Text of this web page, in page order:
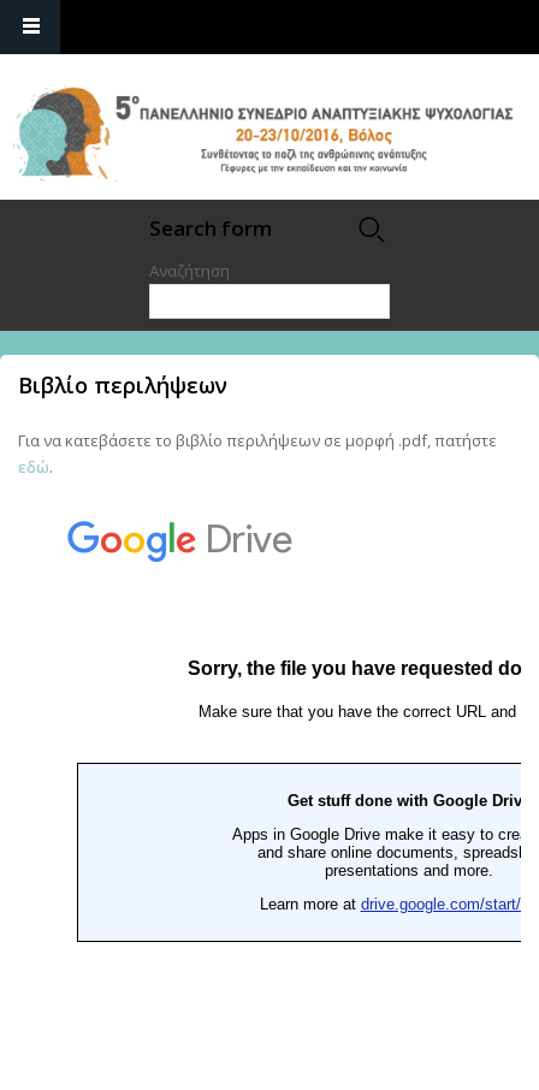
Search form
Αναζήτηση
Βιβλίο περιλήψεων
Για να κατεβάσετε το βιβλίο περιλήψεων σε μορφή .pdf, πατήστε
εδώ.